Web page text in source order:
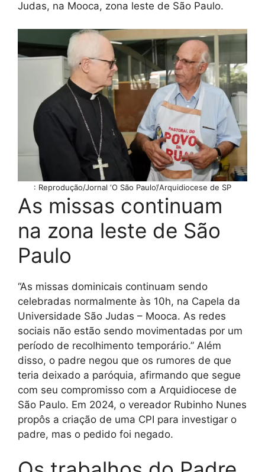
Judas, na Mooca, zona leste de São Paulo.
: Reprodução/Jornal ‘O São Paulo’/Arquidiocese de SP
As missas continuam
na zona leste de São
Paulo
“As missas dominicais continuam sendo
celebradas normalmente às 10h, na Capela da
Universidade São Judas – Mooca. As redes
sociais não estão sendo movimentadas por um
período de recolhimento temporário.” Além
disso, o padre negou que os rumores de que
teria deixado a paróquia, afirmando que segue
com seu compromisso com a Arquidiocese de
São Paulo. Em 2024, o vereador Rubinho Nunes
propôs a criação de uma CPI para investigar o
padre, mas o pedido foi negado.